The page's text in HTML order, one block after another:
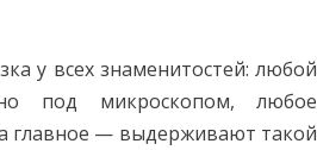
у всех знаменитостей: любой
под микроскопом, любое
главное — выдерживают такой